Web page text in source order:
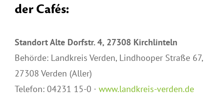
der Cafés:
Standort Alte Dorfstr. 4, 27308 Kirchlinteln
Behörde: Landkreis Verden, Lindhooper Straße 67,
27308 Verden (Aller)
Telefon: 04231 15-0 · www.landkreis-verden.de